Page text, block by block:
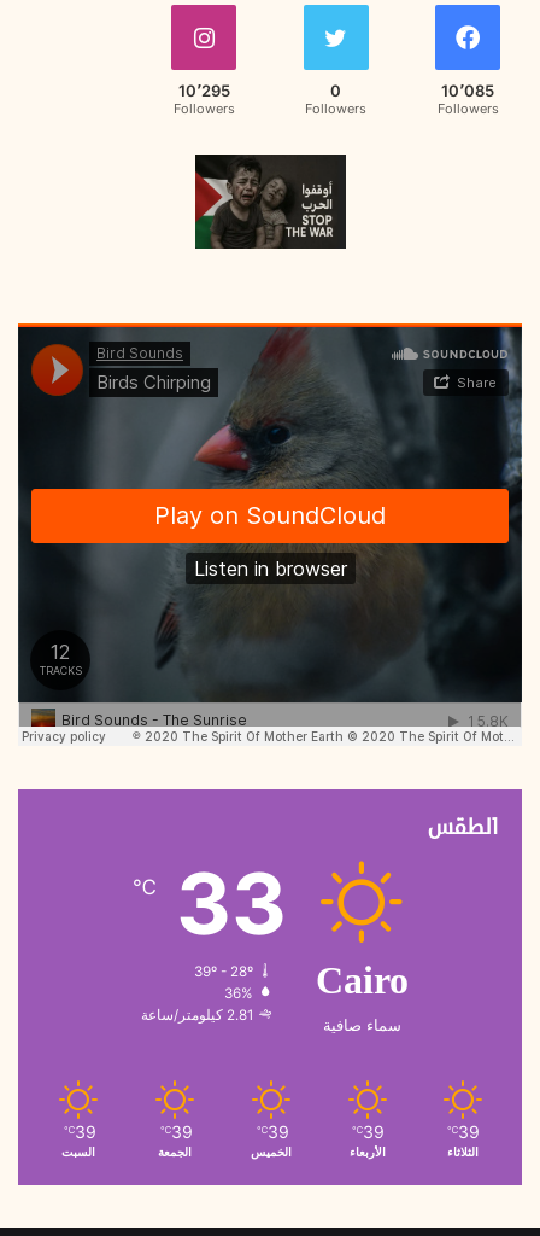
10٬085
Followers
0
Followers
10٬295
Followers
الطقس
Cairo
سماء صافية
33
℃
39º - 28º
36%
2.81 كيلومتر/ساعة
39
℃
الثلاثاء
39
℃
الأربعاء
39
℃
الخميس
39
℃
الجمعة
39
℃
السبت